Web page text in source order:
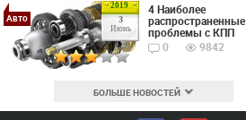
2019
3
Июнь
Авто
4 Наиболее
распространенные
проблемы с КПП
0
9842
БОЛЬШЕ НОВОСТЕЙ